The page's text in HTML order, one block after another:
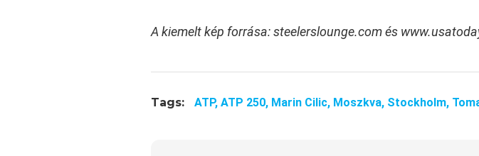
A kiemelt kép forrása:steelerslounge.comés
Tags: ATP, ATP 250, Marin Cilic, Moszkva, Stockholm,